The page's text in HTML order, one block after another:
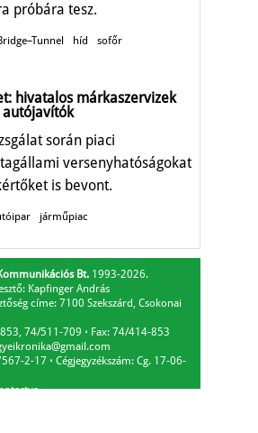
próbára tesz.
híd sofőr
hivatalos márkaszervizek
autójavítók
során piaci
versenyhatóságokat
is bevont.
járműpiac
Bt. 1993-2026.
Kapfinger András
címe: 7100 Szekszárd, Csokonai
74/511-709 ⋅ Fax: 74/414-853
2-17 ⋅ Cégjegyzékszám: Cg. 17-06-